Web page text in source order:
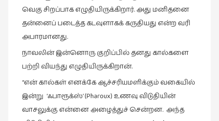
வெகு சிறப்பாக எழுதியிருக்கிறார். அது மனிதனை
தன்னைப் படைத்த கடவுளாகக் கருதியது என்ற வரி
அபாரமானது.
நாவலின் இன்னொரு குறிப்பில் தனது கால்களை
பற்றி வியந்து எழுதியிருக்கிறான்.
“என் கால்கள் எனக்கே ஆச்சரியமளிக்கும் வகையில்
இன்று ‘ஃபாரூக்ஸ்’ (Pharoux) உணவு விடுதியின்
வாசலுக்கு என்னை அழைத்துச் சென்றன. அந்த